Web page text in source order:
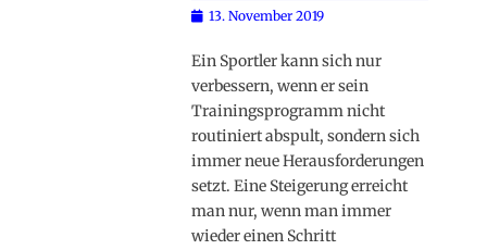
Posted
13. November 2019
Ein Sportler kann sich nur
verbessern, wenn er sein
Trainingsprogramm nicht
routiniert abspult, sondern sich
immer neue Herausforderungen
setzt. Eine Steigerung erreicht
man nur, wenn man immer
wieder einen Schritt